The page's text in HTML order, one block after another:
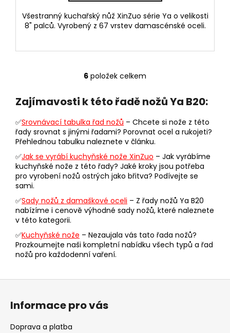
Všestranný kuchařský nůž XinZuo série Ya o velikosti
8" palců. Vyrobený z 67 vrstev damascénské oceli.
O
l
á
d
a
c
í
p
r
k
y
ý
p
i
u
6 položek celkem
Zajímavosti k této řadě nožů Ya B20:
✅Srovnávací tabulka řad nožů – Chcete si nože z této
řady srovnat s jinými řadami? Porovnat ocel a rukojeti?
Přehlednou tabulku naleznete v článku.
✅Jak se vyrábí kuchyňské nože XinZuo – Jak vyrábíme
kuchyňské nože z této řady? Jaké kroky jsou potřeba
pro vyrobení nožů ostrých jako břitva? Podívejte se
sami.
✅Sady nožů z damaškové oceli – Z řady nožů Ya B20
nabízíme i cenově výhodné sady nožů, které naleznete
v této kategorii.
✅Kuchyňské nože – Nezaujala vás tato řada nožů?
Prozkoumejte naši kompletní nabídku všech typů a řad
nožů pro každodenní vaření.
Informace pro vás
Doprava a platba